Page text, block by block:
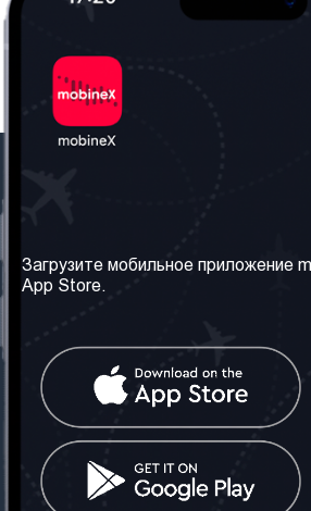
Наши сервисы
Контакт
Грузия: Тбилиси
Телефон: +442030340050
Загрузите мобильное приложение
App Store.